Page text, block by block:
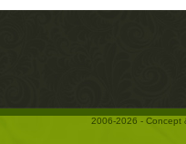
2006-2026 - Concept